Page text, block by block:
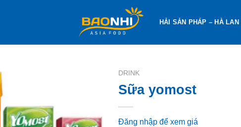
HẢI SẢN PHÁP – HÀ LAN
DRINK
Sữa yomost
Đăng nhập để xem giá